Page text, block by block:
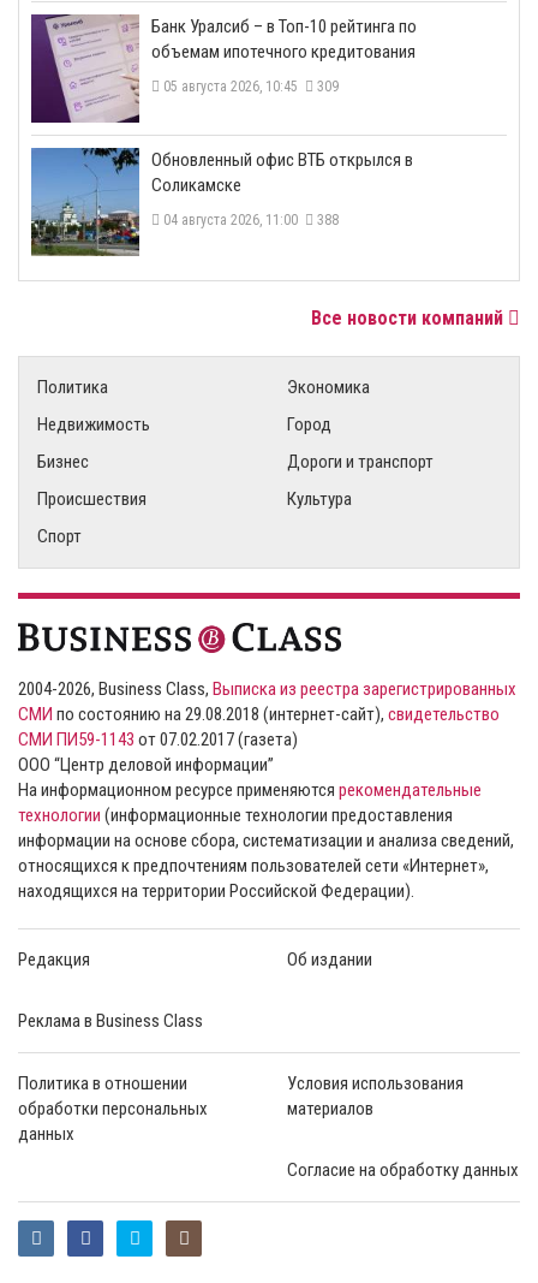
​Банк Уралсиб – в Топ-10 рейтинга по
объемам ипотечного кредитования
05 августа 2026, 10:45 309
​Обновленный офис ВТБ открылся в
Соликамске
04 августа 2026, 11:00 388
Все новости компаний
Политика
Экономика
Недвижимость
Город
Бизнес
Дороги и транспорт
Происшествия
Культура
Спорт
2004-2026, Business Class, Выписка из реестра зарегистрированных
СМИ по состоянию на 29.08.2018 (интернет-сайт), свидетельство
СМИ ПИ59-1143 от 07.02.2017 (газета)
ООО “Центр деловой информации”
На информационном ресурсе применяются рекомендательные
технологии (информационные технологии предоставления
информации на основе сбора, систематизации и анализа сведений,
относящихся к предпочтениям пользователей сети «Интернет»,
находящихся на территории Российской Федерации).
Редакция Об издании
Реклама в Business Class
Политика в отношении
обработки персональных
данных
Условия использования
материалов
Согласие на обработку данных